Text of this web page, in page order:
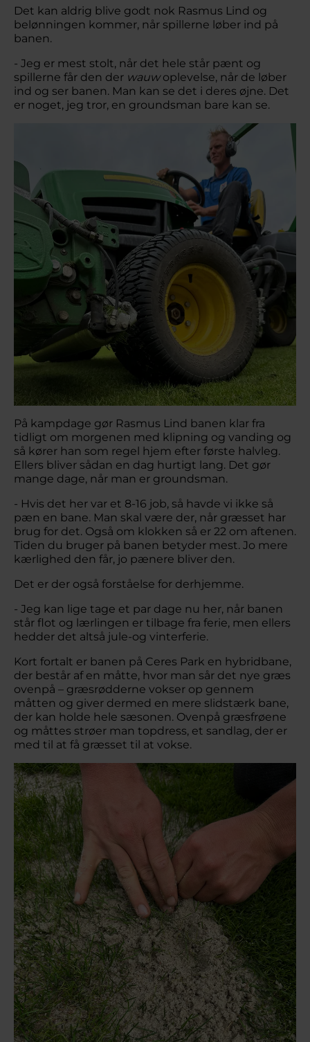
Det kan aldrig blive godt nok Rasmus Lind og
belønningen kommer, når spillerne løber ind på
banen.
- Jeg er mest stolt, når det hele står pænt og
spillerne får den der wauwoplevelse, når de løber
ind og ser banen. Man kan se det i deres øjne. Det
er noget, jeg tror, en groundsman bare kan se.
På kampdage gør Rasmus Lind banen klar fra
tidligt om morgenen med klipning og vanding og
så kører han som regel hjem efter første halvleg.
Ellers bliver sådan en dag hurtigt lang. Det gør
mange dage, når man er groundsman.
- Hvis det her var et 8-16 job, så havde vi ikke så
pæn en bane. Man skal være der, når græsset har
brug for det. Også om klokken så er 22 om aftenen.
Tiden du bruger på banen betyder mest. Jo mere
kærlighed den får, jo pænere bliver den.
Det er der også forståelse for derhjemme.
- Jeg kan lige tage et par dage nu her, når banen
står flot og lærlingen er tilbage fra ferie, men ellers
hedder det altså jule-og vinterferie.
Kort fortalt er banen på Ceres Park en hybridbane,
der består af en måtte, hvor man sår det nye græs
ovenpå – græsrødderne vokser op gennem
måtten og giver dermed en mere slidstærk bane,
der kan holde hele sæsonen. Ovenpå græsfrøene
og måttes strøer man topdress, et sandlag, der er
med til at få græsset til at vokse.